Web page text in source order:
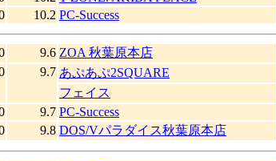
10.2 PC-Success
9.6 ZOA 秋葉原本店
9.7 あぷあぷ2SQUARE
フェイス
9.7 PC-Success
9.8 DOS/Vパラダイス秋葉原本店